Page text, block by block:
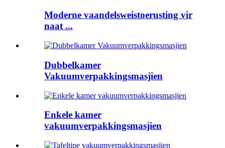
Moderne vaandelsweistoerusting vir
naat ...
Dubbelkamer
Vakuumverpakkingsmasjien
Enkele kamer
vakuumverpakkingsmasjien